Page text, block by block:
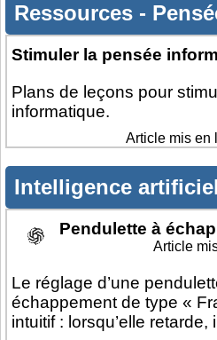
Ressources -
Stimuler la pensée
Plans de leçons pour
informatique.
Article mis en
Intelligence
Pendulette à
Le réglage d’une
échappement de type «
intuitif : lorsqu’elle
Article